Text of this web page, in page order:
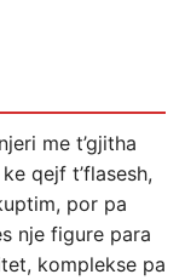
me t’gjitha
qejf t’flasesh,
por pa
nje figure para
komplekse pa